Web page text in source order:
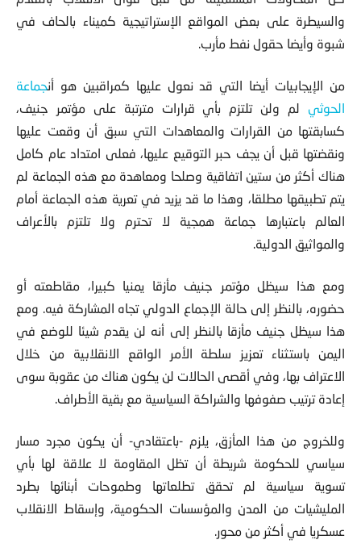
والسيطرة على بعض المواقع الإستراتيجية كميناء بالحاف في
شبوة وأيضا حقول نفط مأرب.
من الإيجابيات أيضا التي قد نعول عليها كمراقبين هو أنجماعة
الحوثي لم ولن تلتزم بأي قرارات مترتبة على مؤتمر جنيف،
كسابقتها من القرارات والمعاهدات التي سبق أن وقعت عليها
ونقضتها قبل أن يجف حبر التوقيع عليها، فعلى امتداد عام كامل
هناك أكثر من ستين اتفاقية وصلحا ومعاهدة مع هذه الجماعة لم
يتم تطبيقها مطلقا، وهذا ما قد يزيد في تعرية هذه الجماعة أمام
العالم باعتبارها جماعة همجية لا تحترم ولا تلتزم بالأعراف
والمواثيق الدولية.
ومع هذا سيظل مؤتمر جنيف مأزقا يمنيا كبيرا، مقاطعته أو
حضوره، بالنظر إلى حالة الإجماع الدولي تجاه المشاركة فيه. ومع
هذا سيظل جنيف مأزقا بالنظر إلى أنه لن يقدم شيئا للوضع في
اليمن باستثناء تعزيز سلطة الأمر الواقع الانقلابية من خلال
الاعتراف بها، وفي أقصى الحالات لن يكون هناك من عقوبة سوى
إعادة ترتيب صفوفها والشراكة السياسية مع بقية الأطراف.
وللخروج من هذا المأزق، يلزم -باعتقادي- أن يكون مجرد مسار
سياسي للحكومة شريطة أن تظل المقاومة لا علاقة لها بأي
تسوية سياسية لم تحقق تطلعاتها وطموحات أبنائها بطرد
المليشيات من المدن والمؤسسات الحكومية، وإسقاط الانقلاب
عسكريا في أكثر من محور.